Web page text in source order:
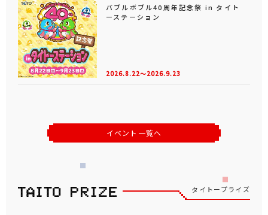
バブルボブル40周年記念祭 in タイト
ーステーション
2026.8.22～2026.9.23
イベント一覧へ
タイトープライズ